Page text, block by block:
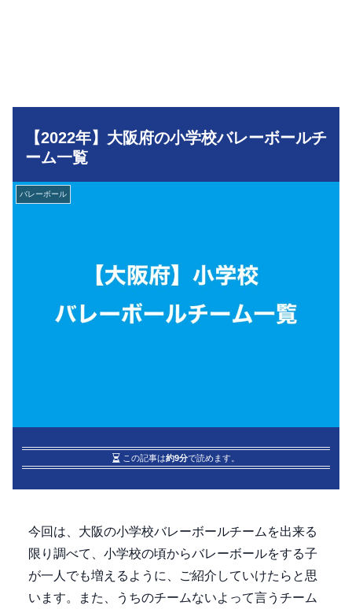
【2022年】大阪府の小学校バレーボールチ
ーム一覧
バレーボール
この記事は約9分で読めます。
今回は、大阪の小学校バレーボールチームを出来る
限り調べて、小学校の頃からバレーボールをする子
が一人でも増えるように、ご紹介していけたらと思
います。また、うちのチームないよって言うチーム